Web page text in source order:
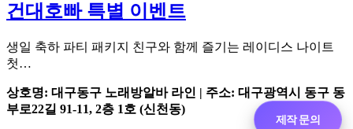
건대호빠 특별 이벤트
생일 축하 파티 패키지 친구와 함께 즐기는 레이디스 나이트
첫…
상호명: 대구동구 노래방알바 라인 | 주소: 대구광역시 동구 동
부로22길 91-11, 2층 1호 (신천동)
제작 문의